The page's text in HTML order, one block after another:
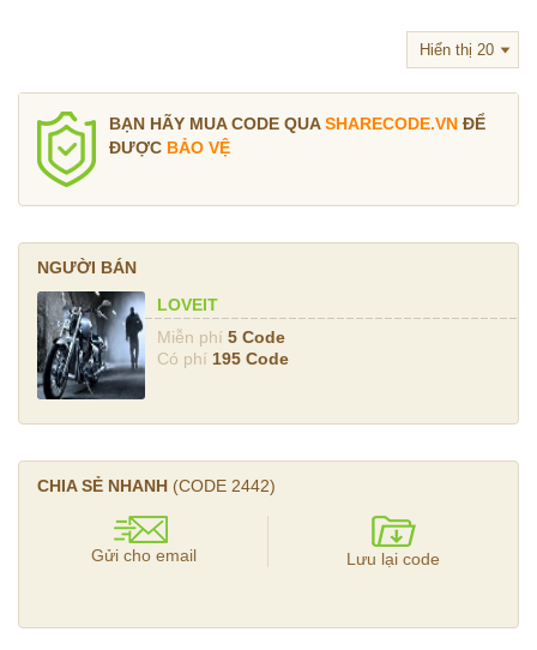
BẠN HÃY MUA CODE QUASHARECODE.VN ĐỂ
ĐƯỢC BẢO VỆ
NGƯỜI BÁN
LOVEIT
Miễn phí 5 Code
Có phí 195 Code
CHIA SẺ NHANH (CODE 2442)
Gửi cho email Lưu lại code